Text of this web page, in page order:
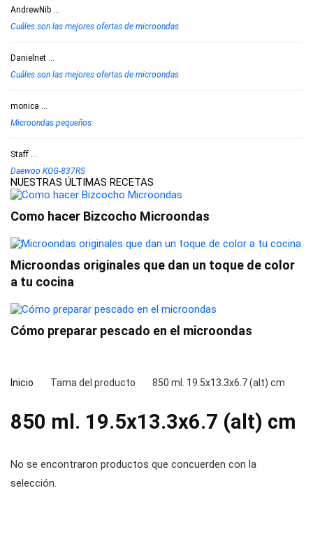
AndrewNib ...
Cuáles son las mejores ofertas de microondas
Danielnet ...
Cuáles son las mejores ofertas de microondas
monica ...
Microondas pequeños
Staff ...
Daewoo KOG-837RS
NUESTRAS ÚLTIMAS RECETAS
Como hacer Bizcocho Microondas
Microondas originales que dan un toque de color
a tu cocina
Cómo preparar pescado en el microondas
Inicio Tama del producto 850 ml. 19.5x13.3x6.7 (alt) cm
850 ml. 19.5x13.3x6.7 (alt) cm
No se encontraron productos que concuerden con la
selección.